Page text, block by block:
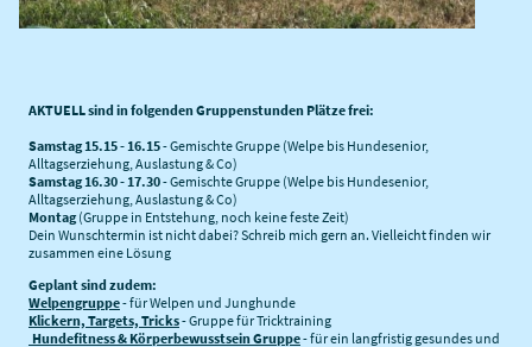
AKTUELL sind in folgenden Gruppenstunden Plätze frei:
Samstag 15.15 - 16.15- Gemischte Gruppe (Welpe bis Hundesenior,
Alltagserziehung, Auslastung & Co)
Samstag 16.30 - 17.30- Gemischte Gruppe (Welpe bis Hundesenior,
Alltagserziehung, Auslastung & Co)
Montag(Gruppe in Entstehung, noch keine feste Zeit)
Dein Wunschtermin ist nicht dabei? Schreib mich gern an. Vielleicht finden wir
zusammen eine Lösung
Geplant sind zudem:
Welpengruppe- für Welpen und Junghunde
Klickern, Targets, Tricks- Gruppe für Tricktraining
Hundefitness & Körperbewusstsein Gruppe- für ein langfristig gesundes und